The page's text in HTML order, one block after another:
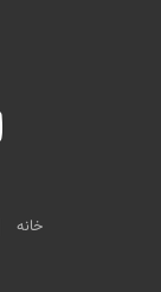
خانه